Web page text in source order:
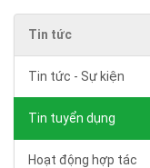
Tin tức
Tin tức - Sự kiện
Tin tuyển dụng
Hoạt động hợp tác